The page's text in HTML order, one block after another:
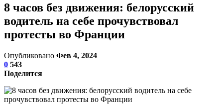
8 часов без движения: белорусский
водитель на себе прочувствовал
протесты во Франции
Опубликовано Фев 4, 2024
0 543
Поделится